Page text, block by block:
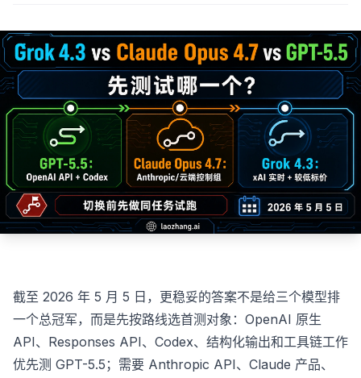
截至 2026 年 5 月 5 日，更稳妥的答案不是给三个模型排
一个总冠军，而是先按路线选首测对象：OpenAI 原生
API、Responses API、Codex、结构化输出和工具链工作
优先测 GPT-5.5；需要 Anthropic API、Claude 产品、